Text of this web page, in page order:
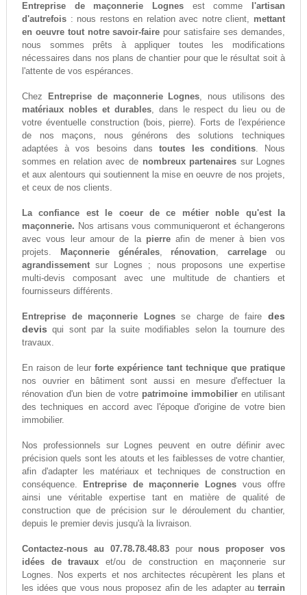
Entreprise de maçonnerie Lognes est comme
l'artisan
d'autrefois: nous restons en relation avec notre client, mettant
en oeuvre tout notre savoir-faire pour satisfaire ses demandes,
nous sommes prêts à appliquer toutes les modifications
nécessaires dans nos plans de chantier pour que le résultat soit à
l'attente de vos espérances.
Chez Entreprise de maçonnerie Lognes, nous utilisons des
matériaux nobles et durables, dans le respect du lieu ou de
votre éventuelle construction (bois, pierre). Forts de l'expérience
de nos maçons, nous générons des solutions techniques
adaptées à vos besoins danstoutes les conditions. Nous
sommes en relation avec de nombreux partenaires sur Lognes
et aux alentours qui soutiennent la mise en oeuvre de nos projets,
et ceux de nos clients.
La confiance est le coeur de ce métier noble qu'est la
maçonnerie. Nos artisans vous communiqueront et échangerons
avec vous leur amour de la pierre afin de mener à bien vos
projets.
Maçonnerie générales, rénovation,carrelage ou
agrandissementsur Lognes ; nous proposons une expertise
multi-devis composant avec une multitude de chantiers et
fournisseurs différents.
Entreprise de maçonnerie Lognesse charge de fairedes
devis qui sont par la suite modifiables selon la tournure des
travaux.
En raison de leur forte expérience tant technique que pratique
nos ouvrier en bâtiment sont aussi en mesure d'effectuer la
rénovation d'un bien de votre patrimoine immobilier en utilisant
des techniques en accord avec l'époque d'origine de votre bien
immobilier.
Nos professionnels sur Lognes peuvent en outre définir avec
précision quels sont les atouts et les faiblesses de votre chantier,
afin d'adapter les matériaux et techniques de construction en
conséquence.
Entreprise de maçonnerie Lognes vous offre
ainsi une véritable expertise tant en matière de qualité de
construction que de précision sur le déroulement du chantier,
depuis le premier devis jusqu'à la livraison.
Contactez-nous au 07.78.78.48.83pour nous proposer vos
idées de travaux et/ou de construction en maçonnerie sur
Lognes. Nos experts et nos architectes récupèrent les plans et
les idées que vous nous proposez afin de les adapter auterrain